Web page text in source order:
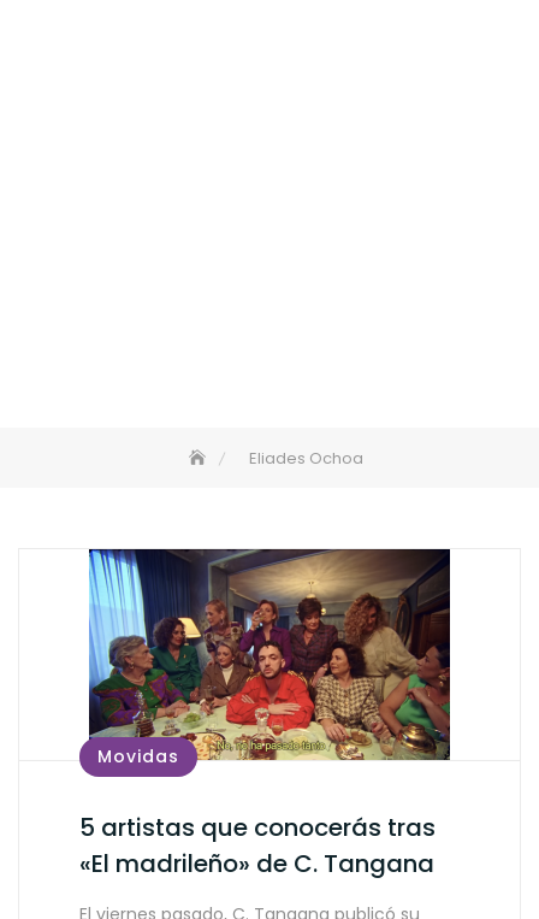
Eliades Ochoa
Movidas
5 artistas que conocerás tras
«El madrileño» de C. Tangana
El viernes pasado, C. Tangana publicó su